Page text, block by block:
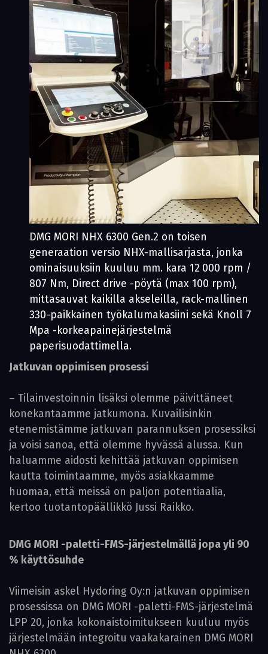
DMG MORI NHX 6300 Gen.2 on toisen
generaation versio NHX-mallisarjasta, jonka
ominaisuuksiin kuuluu mm. kara 12 000 rpm /
807 Nm, Direct drive -pöytä (max 100 rpm),
mittasauvat kaikilla akseleilla, rack-mallinen
330-paikkainen työkalumakasiini sekä Knoll 7
Mpa -korkeapainejärjestelmä
paperisuodattimella.
Jatkuvan oppimisen prosessi
– Tilainvestoinnin lisäksi olemme päivittäneet
konekantaamme jatkumona. Kuvailisinkin
etenemistämme jatkuvan parannuksen prosessiksi
ja voisi sanoa, että olemme hyvässä alussa. Kun
haluamme aidosti kehittää jatkuvan oppimisen
kautta toimintaamme, myös asiakkaamme
huomaa, että meissä on paljon potentiaalia,
kertoo tuotantopäällikkö Jussi Raikko.
DMG MORI -paletti-FMS-järjestelmällä jopa yli 90
% käyttösuhde
Viimeisin askel Hydoring Oy:n jatkuvan oppimisen
prosessissa on DMG MORI -paletti-FMS-järjestelmä
LPP 20, jonka kokonaistoimitukseen kuuluu myös
järjestelmään integroitu vaakakarainen DMG MORI